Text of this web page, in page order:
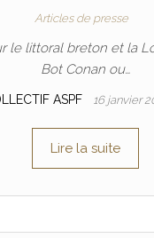
Articles de presse
le littoral breton et la
Bot Conan ou…
ASPF 16 janvier
Lire la suite